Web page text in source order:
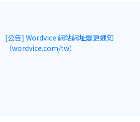
[公告] Wordvice 網站網址變更通知
（wordvice.com/tw）